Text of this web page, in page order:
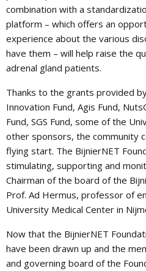
combination with a
platform – which offers an
experience about the various
have them – will help raise the
adrenal gland patients.
Thanks to the grants provided
Innovation Fund, Agis Fund,
Fund, SGS Fund, some of the
other sponsors, the community
flying start. The BijnierNET
stimulating, supporting and
Chairman of the board of the
Prof. Ad Hermus, professor of
University Medical Center in
Now that the BijnierNET
have been drawn up and the
and governing board of the